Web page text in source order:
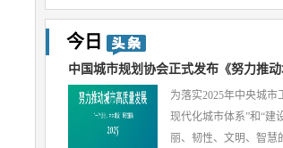
今日
中国城市规划协会正式发布《努力推
展...
为落实2025年中央城市
现代化城市体系”和“建
丽、韧性、文明、智慧